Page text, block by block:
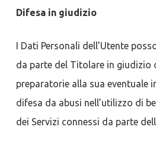
Difesa in giudizio
I Dati Personali dell’Utente
da parte del Titolare in giudizio
preparatorie alla sua eventuale
difesa da abusi nell’utilizzo di
dei Servizi connessi da parte